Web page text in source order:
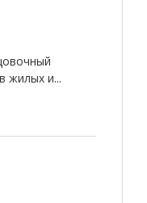
жилых и...